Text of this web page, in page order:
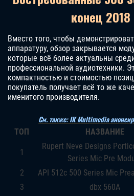
конец 2018
Вместо того, чтобы
аппаратуру, обзор закрывается
которые всё более актуальны
профессиональной аудиотехники.
компактностью и стоимостью
покупатель получает всё то же
именитого производителя.
См. также: IK Multimedia
ТОП НАЗВАНИЕ
1
Rupert Neve Designs
Series Mic Pre
2 API 512c 500 Series Mic
3
dbx 560A